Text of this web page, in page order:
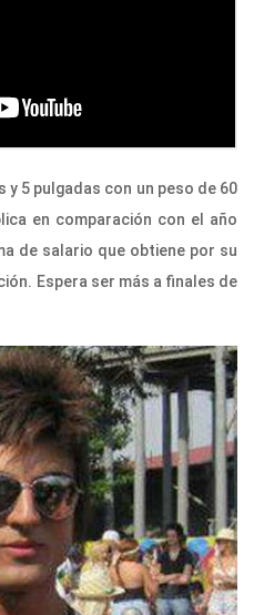
y 5 pulgadas con un peso de 60
en comparación con el año
de salario que obtiene por su
Espera ser más a finales de